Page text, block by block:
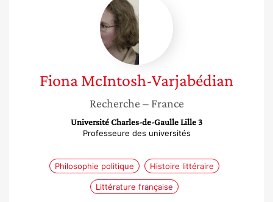
Varjabédian
FionaMcIntosh-Varjabédian
Recherche – France
Université Charles-de-Gaulle Lille 3
Professeure des universités
Philosophie politique Histoire littéraire
Littérature française